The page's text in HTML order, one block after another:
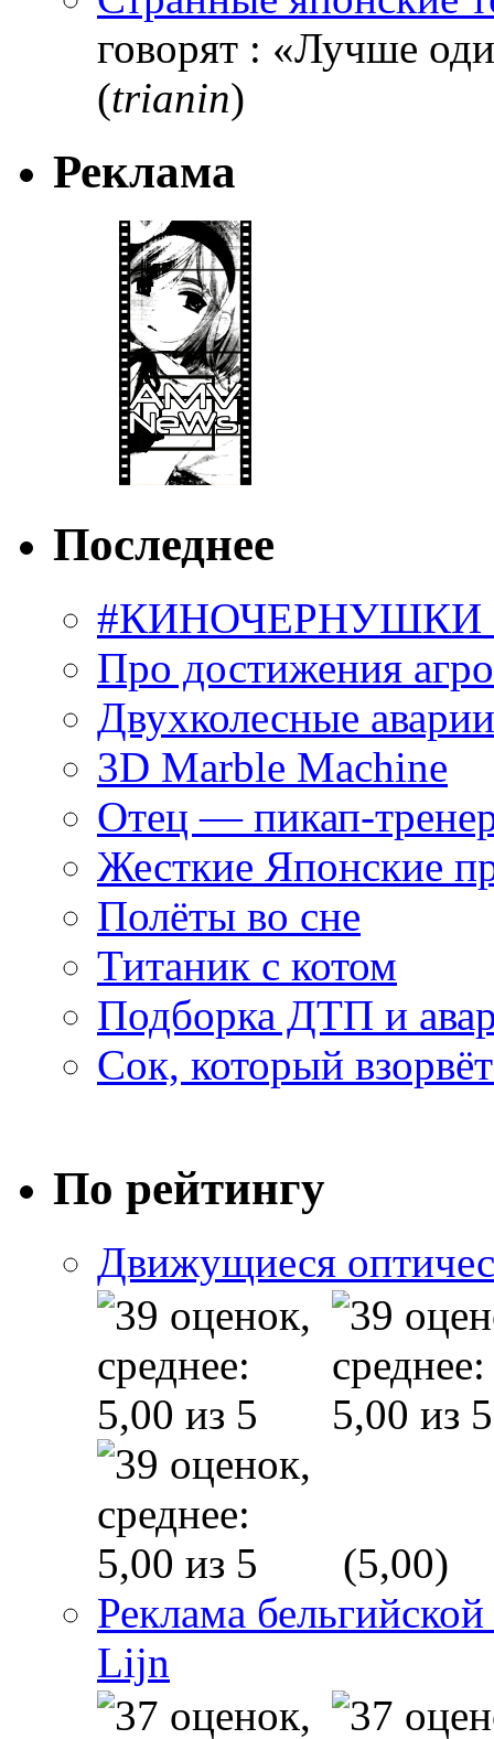
говорят : «Лучше
(trianin)
Реклама
Последнее
#КИНОЧЕРНУШКИ
Про достижения
Двухколесные
3D Marble Machine
Отец — пикап-
Жесткие Японские
Полёты во сне
Титаник с котом
Подборка ДТП и
Сок, который
По рейтингу
Движущиеся
(5,00)
Реклама
Lijn